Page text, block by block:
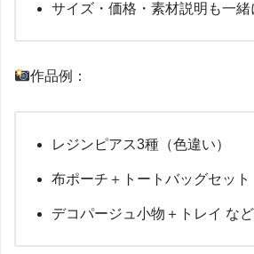
サイズ・価格・素材説明も一緒
作品例：
レジンピアス3種（色違い）
布ポーチ＋トートバッグセット
デコパージュ小物＋トレイ など